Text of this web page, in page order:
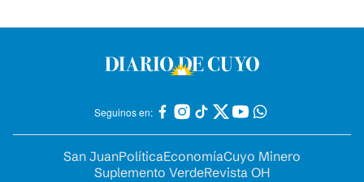
Seguinos en:
San JuanPolíticaEconomíaCuyo Minero
Suplemento VerdeRevista OH